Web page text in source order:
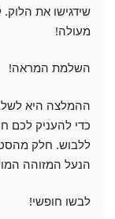
שידגישו את הלוק.
מעולה!
השלמת המראה!
ההמלצה היא לשלב
כדי להעניק לכם
ללבוש. חלק
הנעל המזוהה
לבשו חופשי!